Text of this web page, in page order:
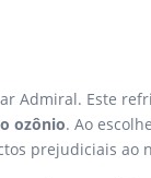
Admiral. Este
ozônio. Ao
prejudiciais ao